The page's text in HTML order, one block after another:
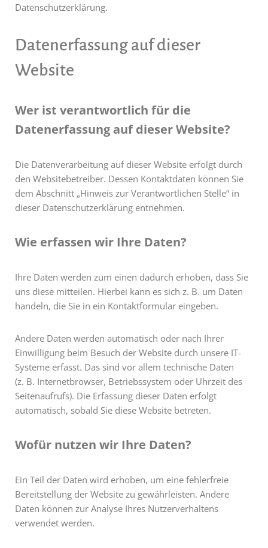
Datenschutzerklärung.
Datenerfassung auf dieser
Website
Wer ist verantwortlich für die
Datenerfassung auf dieser Website?
Die Datenverarbeitung auf dieser Website erfolgt durch
den Websitebetreiber. Dessen Kontaktdaten können Sie
dem Abschnitt „Hinweis zur Verantwortlichen Stelle“ in
dieser Datenschutzerklärung entnehmen.
Wie erfassen wir Ihre Daten?
Ihre Daten werden zum einen dadurch erhoben, dass Sie
uns diese mitteilen. Hierbei kann es sich z. B. um Daten
handeln, die Sie in ein Kontaktformular eingeben.
Andere Daten werden automatisch oder nach Ihrer
Einwilligung beim Besuch der Website durch unsere IT-
Systeme erfasst. Das sind vor allem technische Daten
(z. B. Internetbrowser, Betriebssystem oder Uhrzeit des
Seitenaufrufs). Die Erfassung dieser Daten erfolgt
automatisch, sobald Sie diese Website betreten.
Wofür nutzen wir Ihre Daten?
Ein Teil der Daten wird erhoben, um eine fehlerfreie
Bereitstellung der Website zu gewährleisten. Andere
Daten können zur Analyse Ihres Nutzerverhaltens
verwendet werden.